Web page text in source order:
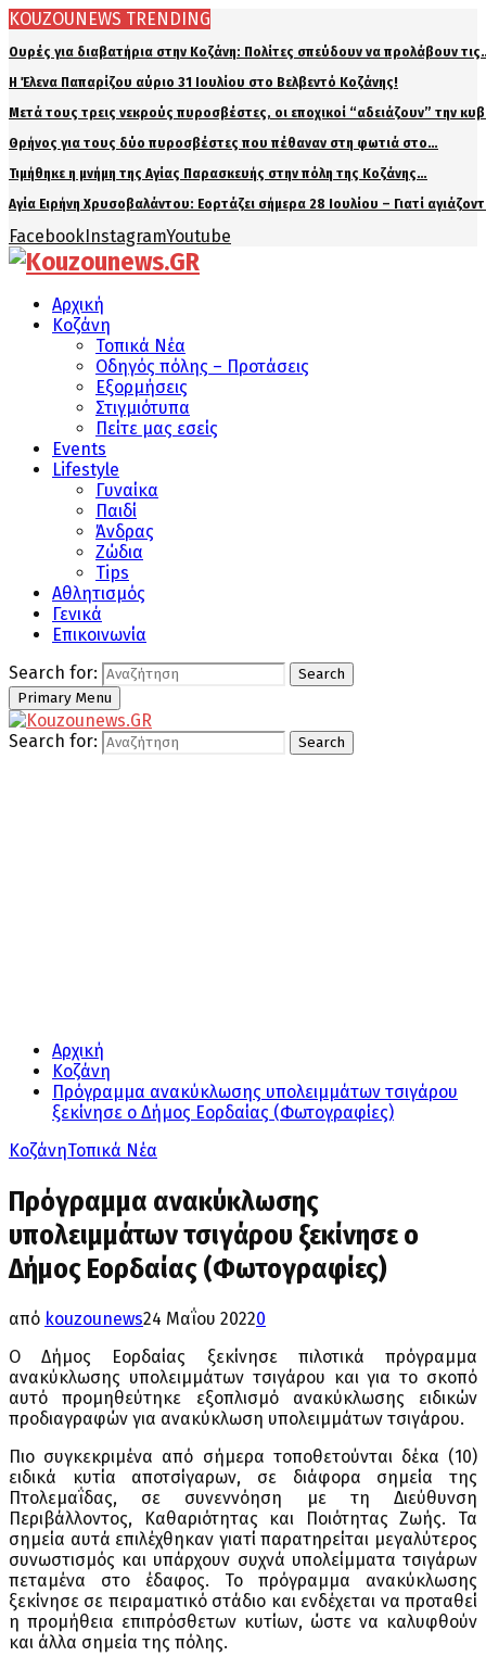
KOUZOUNEWS TRENDING
Ουρές για διαβατήρια στην Κοζάνη: Πολίτες σπεύδουν να προλάβουν
Η Έλενα Παπαρίζου αύριο 31 Ιουλίου στο Βελβεντό Κοζάνης!
Μετά τους τρεις νεκρούς πυροσβέστες, οι εποχικοί “αδειάζουν” την
Θρήνος για τους δύο πυροσβέστες που πέθαναν στη φωτιά στο…
Τιμήθηκε η μνήμη της Αγίας Παρασκευής στην πόλη της Κοζάνης…
Αγία Ειρήνη Χρυσοβαλάντου: Εορτάζει σήμερα 28 Ιουλίου – Γιατί
FacebookInstagramYoutube
Αρχική
Κοζάνη
Τοπικά Νέα
Οδηγός πόλης – Προτάσεις
Εξορμήσεις
Στιγμιότυπα
Πείτε μας εσείς
Events
Lifestyle
Γυναίκα
Παιδί
Άνδρας
Ζώδια
Tips
Αθλητισμός
Γενικά
Επικοινωνία
Search for:
Search
Primary Menu
Search for: Search
Αρχική
Κοζάνη
Πρόγραμμα ανακύκλωσης υπολειμμάτων τσιγάρου
ξεκίνησε ο Δήμος Εορδαίας (Φωτογραφίες)
ΚοζάνηΤοπικά Νέα
Πρόγραμμα ανακύκλωσης
υπολειμμάτων τσιγάρου ξεκίνησε ο
Δήμος Εορδαίας (Φωτογραφίες)
από kouzounews24 Μαΐου 20220
Ο Δήμος Εορδαίας ξεκίνησε πιλοτικά πρόγραμμα
ανακύκλωσης υπολειμμάτων τσιγάρου και για το σκοπό
αυτό προμηθεύτηκε εξοπλισμό ανακύκλωσης ειδικών
προδιαγραφών για ανακύκλωση υπολειμμάτων τσιγάρου.
Πιο συγκεκριμένα από σήμερα τοποθετούνται δέκα (10)
ειδικά κυτία αποτσίγαρων, σε διάφορα σημεία της
Πτολεμαΐδας, σε συνεννόηση με τη Διεύθυνση
Περιβάλλοντος, Καθαριότητας και Ποιότητας Ζωής. Τα
σημεία αυτά επιλέχθηκαν γιατί παρατηρείται μεγαλύτερος
συνωστισμός και υπάρχουν συχνά υπολείμματα τσιγάρων
πεταμένα στο έδαφος. Το πρόγραμμα ανακύκλωσης
ξεκίνησε σε πειραματικό στάδιο και ενδέχεται να προταθεί
η προμήθεια επιπρόσθετων κυτίων, ώστε να καλυφθούν
και άλλα σημεία της πόλης.